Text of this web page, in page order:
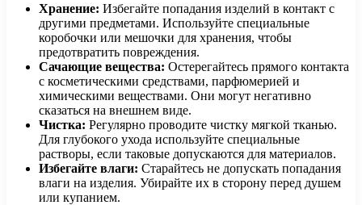
Хранение: Избегайте попадания изделий в контакт с
другими предметами. Используйте специальные
коробочки или мешочки для хранения, чтобы
предотвратить повреждения.
Сачающие вещества: Остерегайтесь прямого контакта
с косметическими средствами, парфюмерией и
химическими веществами. Они могут негативно
сказаться на внешнем виде.
Чистка: Регулярно проводите чистку мягкой тканью.
Для глубокого ухода используйте специальные
растворы, если таковые допускаются для материалов.
Избегайте влаги: Старайтесь не допускать попадания
влаги на изделия. Убирайте их в сторону перед душем
или купанием.